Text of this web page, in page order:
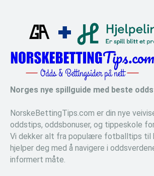
Norges nye spillguide med beste
NorskeBettingTips.com er din nye
oddstips, oddsbonuser, og tippeskole
Vi dekker alt fra populære fotballtips til
hjelper deg med å navigere i
informert måte.